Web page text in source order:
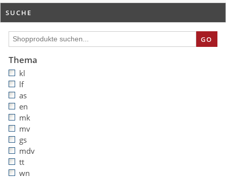
SUCHE
GO
Thema
kl
lf
as
en
mk
mv
gs
mdv
tt
wn